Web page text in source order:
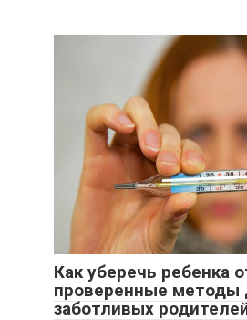
Как уберечь ребенка
проверенные методы
заботливых